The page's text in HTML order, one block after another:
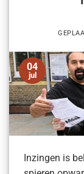
04
jul
Inzingen is